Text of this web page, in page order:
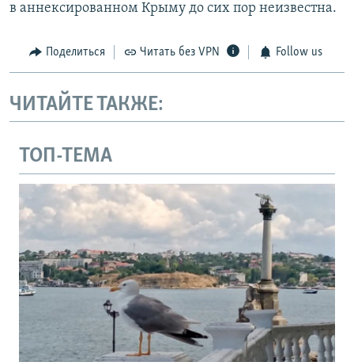
в аннексированном Крыму до сих пор неизвестна.
Поделиться Читать без VPN Follow us
ЧИТАЙТЕ ТАКЖЕ:
ТОП-ТЕМА